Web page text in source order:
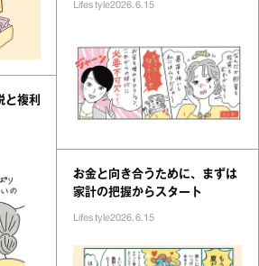
と複利
Lifestyle2026.6.15
お金と向き合うために、まずは
家計の把握からスタート
Lifestyle2026.6.15